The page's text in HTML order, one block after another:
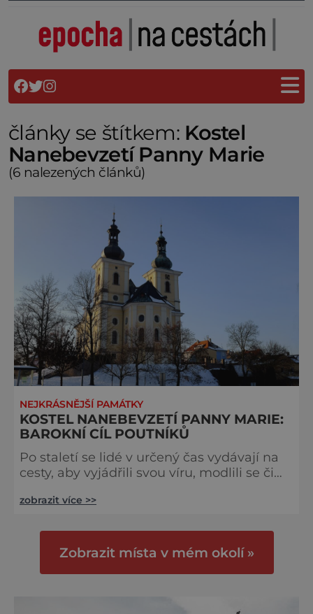
články se štítkem: Kostel
Nanebevzetí Panny Marie
(6 nalezených článků)
NEJKRÁSNĚJŠÍ PAMÁTKY
KOSTEL NANEBEVZETÍ PANNY MARIE:
BAROKNÍ CÍL POUTNÍKŮ
Po staletí se lidé v určený čas vydávají na
cesty, aby vyjádřili svou víru, modlili se či
posvátná poutní místa, na nichž stojí
jako na Chlumu Svaté Maří na Sokolovsku.
Bylo nebylo, kdysi dávno putoval krajem
zobrazit více >>
Zobrazit místa v mém okolí »